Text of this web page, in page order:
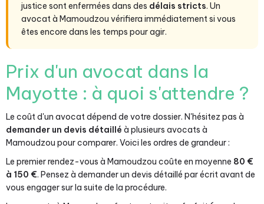
justice sont enfermées dans des délais stricts. Un
avocat à Mamoudzou vérifiera immédiatement si vous
êtes encore dans les temps pour agir.
Prix d'un avocat dans la
Mayotte : à quoi s'attendre ?
Le coût d'un avocat dépend de votre dossier. N'hésitez pas à
demander un devis détaillé à plusieurs avocats à
Mamoudzou pour comparer. Voici les ordres de grandeur :
Le premier rendez-vous à Mamoudzou coûte en moyenne 80 €
à 150 €. Pensez à demander un devis détaillé par écrit avant de
vous engager sur la suite de la procédure.